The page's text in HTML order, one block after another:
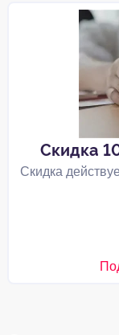
Скидка
Скидка